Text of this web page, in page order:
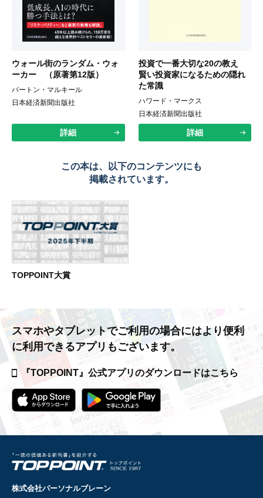
ウォール街のランダム・ウォ
ーカー （原著第12版）
バートン・マルキール
日本経済新聞出版社
詳細
投資で一番大切な20の教え
賢い投資家になるための隠れ
た常識
ハワード・マークス
日本経済新聞出版社
詳細
この本は、以下のコンテンツにも
掲載されています。
TOPPOINT大賞
スマホやタブレットでご利用の場合にはより便利
に利用できるアプリもございます。
『TOPPOINT』公式アプリのダウンロードはこちら
株式会社パーソナルブレーン